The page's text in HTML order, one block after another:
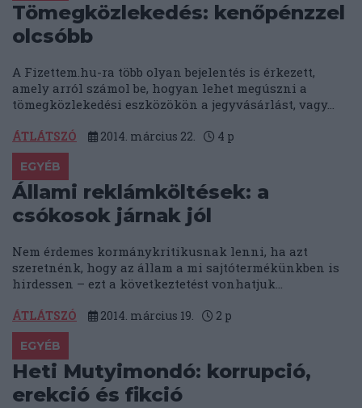
Tömegközlekedés: kenőpénzzel
olcsóbb
A Fizettem.hu-ra több olyan bejelentés is érkezett,
amely arról számol be, hogyan lehet megúszni a
tömegközlekedési eszközökön a jegyvásárlást, vagy...
ÁTLÁTSZÓ 2014. március 22. 4 p
EGYÉB
Állami reklámköltések: a
csókosok járnak jól
Nem érdemes kormánykritikusnak lenni, ha azt
szeretnénk, hogy az állam a mi sajtótermékünkben is
hirdessen – ezt a következtetést vonhatjuk...
ÁTLÁTSZÓ 2014. március 19. 2 p
EGYÉB
Heti Mutyimondó: korrupció,
erekció és fikció